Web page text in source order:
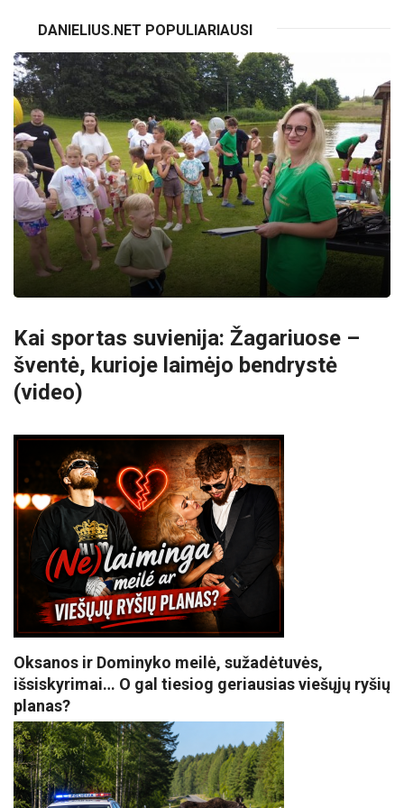
DANIELIUS.NET POPULIARIAUSI
Kai sportas suvienija: Žagariuose –
šventė, kurioje laimėjo bendrystė
(video)
Oksanos ir Dominyko meilė, sužadėtuvės,
išsiskyrimai… O gal tiesiog geriausias viešųjų ryšių
planas?